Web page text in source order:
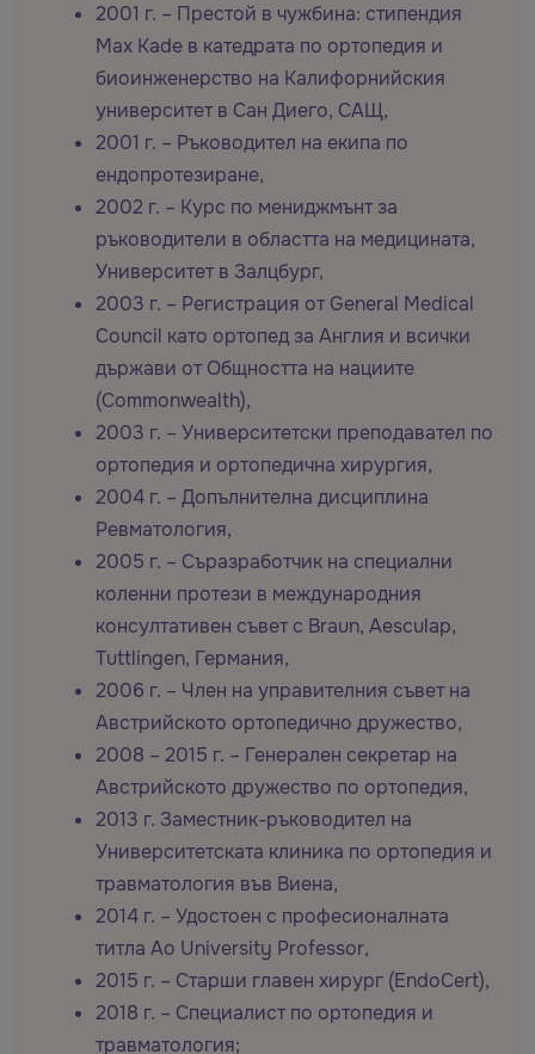
2001 г. – Престой в чужбина: стипендия
Max Kade в катедрата по ортопедия и
биоинженерство на Калифорнийския
университет в Сан Диего, САЩ,
2001 г. – Ръководител на екипа по
ендопротезиране,
2002 г. – Курс по мениджмънт за
ръководители в областта на медицината,
Университет в Залцбург,
2003 г. – Регистрация от General Medical
Council като ортопед за Англия и всички
държави от Общността на нациите
(Commonwealth),
2003 г. – Университетски преподавател по
ортопедия и ортопедична хирургия,
2004 г. – Допълнителна дисциплина
Ревматология,
2005 г. – Съразработчик на специални
коленни протези в международния
консултативен съвет с Braun, Aesculap,
Tuttlingen, Германия,
2006 г. – Член на управителния съвет на
Австрийското ортопедично дружество,
2008 – 2015 г. – Генерален секретар на
Австрийското дружество по ортопедия,
2013 г. Заместник-ръководител на
Университетската клиника по ортопедия и
травматология във Виена,
2014 г. – Удостоен с професионалната
титла Ao University Professor,
2015 г. – Старши главен хирург (EndoCert),
2018 г. – Специалист по ортопедия и
травматология;